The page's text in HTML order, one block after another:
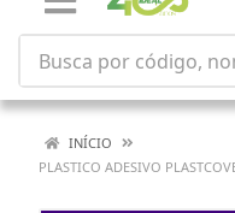
INÍCIO
PLASTICO ADESIVO